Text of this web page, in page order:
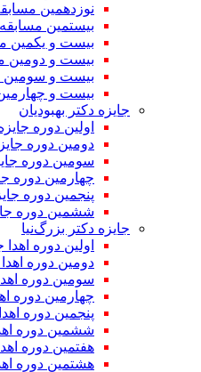
نوزدهمین
بیستمین مسابقه
بیست و یکمین
بیست و دومین
بیست و سومین
بیست و چهارمین
جایزه دکتر بهبودیان
اولین دوره جایزه
دومین دوره
سومین دوره
چهارمین دوره
پنجمین دوره
ششمین دوره
جایزه دکتر بزرگ‌نیا
اولین دوره اهدا
دومین دوره اهدا
سومین دوره اهدا
چهارمین دوره
پنجمین دوره اهدا
ششمین دوره
هفتمین دوره اهدا
هشتمین دوره